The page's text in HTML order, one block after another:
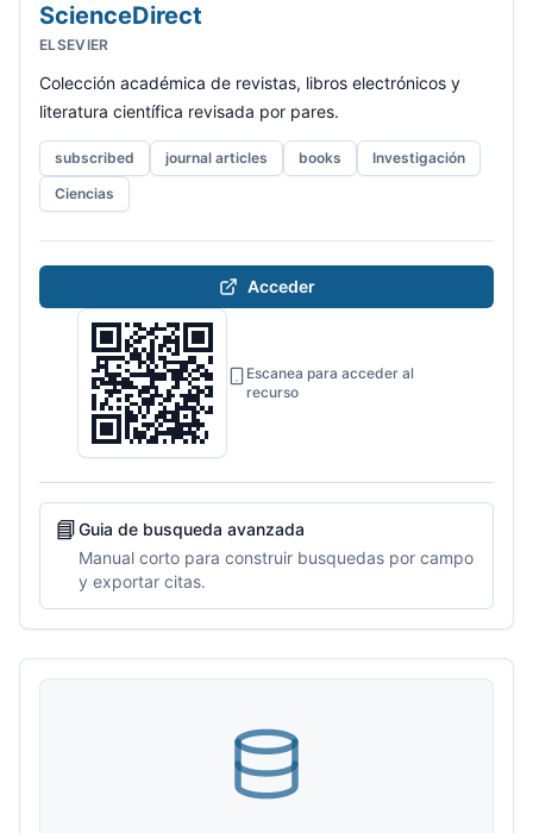
ScienceDirect
ELSEVIER
Colección académica de revistas, libros electrónicos y
literatura científica revisada por pares.
subscribed journal articles books
Investigación
Ciencias
Acceder
Escanea para acceder al
recurso
📘Guia de busqueda avanzada
Manual corto para construir busquedas por campo
y exportar citas.